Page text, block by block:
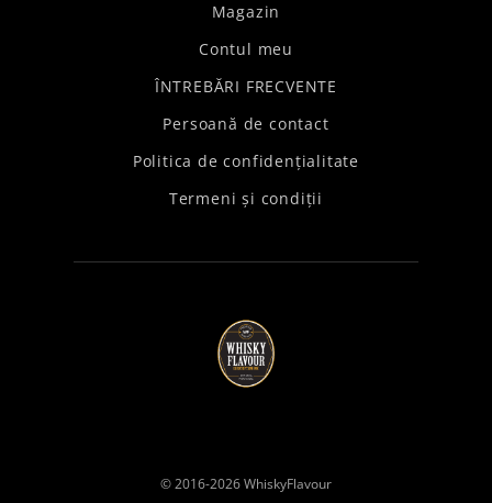
Magazin
Contul meu
ÎNTREBĂRI FRECVENTE
Persoană de contact
Politica de confidențialitate
Termeni și condiții
© 2016-2026WhiskyFlavour